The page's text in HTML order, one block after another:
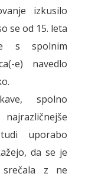
izkusilo
se od 15. leta
s spolnim
e) navedlo
spolno
uporabo
da se je
srečala z ne